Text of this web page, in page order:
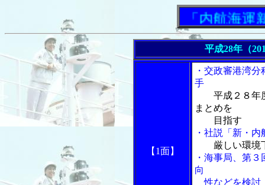
「内航海運新聞
平成28年（
【1面】
・交政審港湾
手
平成２８年
まとめを
目指す
・社説「新・
厳しい環境
・海事局、第
向
性などを検討